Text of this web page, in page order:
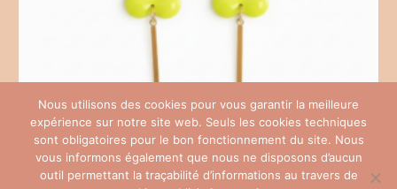
Nous utilisons des cookies pour vous garantir la meilleure
expérience sur notre site web. Seuls les cookies techniques
sont obligatoires pour le bon fonctionnement du site. Nous
vous informons également que nous ne disposons d’aucun
outil permettant la traçabilité d’informations au travers de